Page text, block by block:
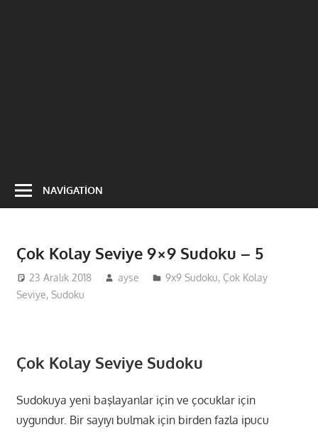
NAVIGATION
Çok Kolay Seviye 9×9 Sudoku – 5
23 Aralık 2018 ayse 9x9 Sudoku, Çok Kolay
Seviye, Sudoku
Çok Kolay Seviye Sudoku
Sudokuya yeni başlayanlar için ve çocuklar için
uygundur. Bir sayıyı bulmak için birden fazla ipucu